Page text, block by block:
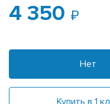
4 350
Нет
Купить в 1